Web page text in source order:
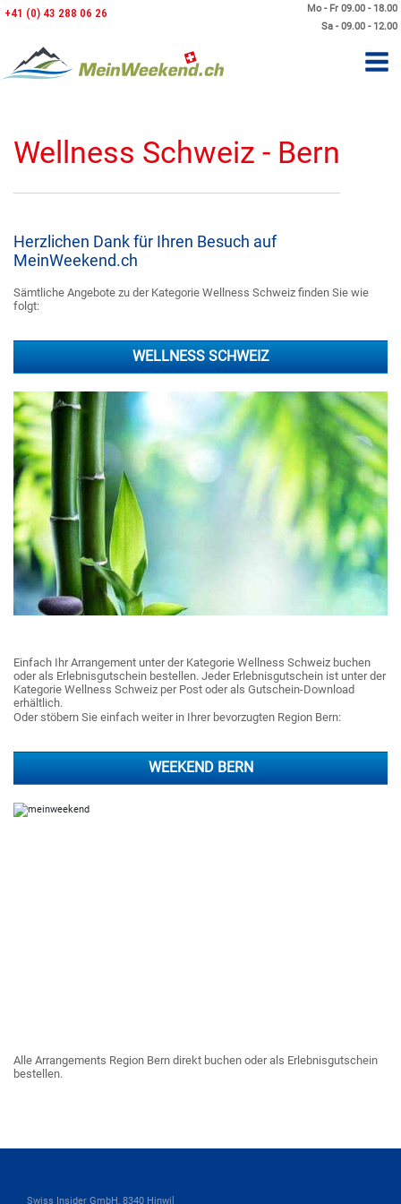
Mo - Fr 09.00 - 18.00
Sa - 09.00 - 12.00
+41 (0) 43 288 06 26
Wellness Schweiz - Bern
Herzlichen Dank für Ihren Besuch auf
MeinWeekend.ch
Sämtliche Angebote zu der Kategorie Wellness Schweiz finden Sie wie
folgt:
WELLNESS SCHWEIZ
Einfach Ihr Arrangement unter der Kategorie Wellness Schweiz buchen
oder als Erlebnisgutschein bestellen. Jeder Erlebnisgutschein ist unter der
Kategorie Wellness Schweiz per Post oder als Gutschein-Download
erhältlich.
Oder stöbern Sie einfach weiter in Ihrer bevorzugten Region Bern:
WEEKEND BERN
Alle Arrangements Region Bern direkt buchen oder als Erlebnisgutschein
bestellen.
Swiss Insider GmbH, 8340 Hinwil